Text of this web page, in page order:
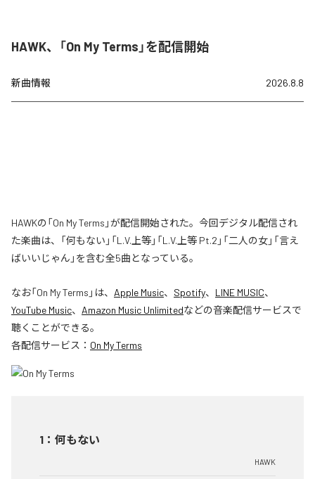
HAWK、「On My Terms」を配信開始
新曲情報 2026.8.8
HAWKの「On My Terms」が配信開始された。今回デジタル配信され
た楽曲は、「何もない」「L.V.上等」「L.V.上等 Pt.2」「二人の女」「言え
ばいいじゃん」を含む全5曲となっている。
なお「On My Terms 」は、 Apple Music、 Spotify、 LINE MUSIC、
YouTube Music、 Amazon Music Unlimitedなどの音楽配信サービスで
聴くことができる。
各配信サービス： On My Terms
1 ： 何もない
HAWK